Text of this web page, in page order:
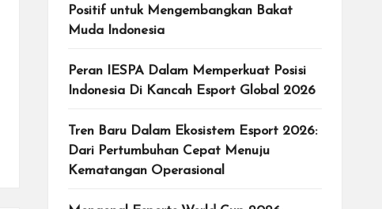
Positif untuk Mengembangkan Bakat
Muda Indonesia
Peran IESPA Dalam Memperkuat Posisi
Indonesia Di Kancah Esport Global 2026
Tren Baru Dalam Ekosistem Esport 2026:
Dari Pertumbuhan Cepat Menuju
Kematangan Operasional